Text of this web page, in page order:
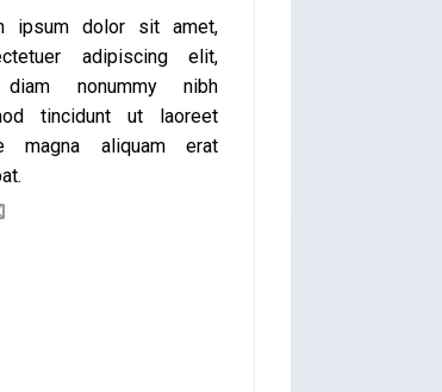
ipsum dolor sit amet,
adipiscing elit,
nonummy nibh
tincidunt ut laoreet
magna aliquam erat